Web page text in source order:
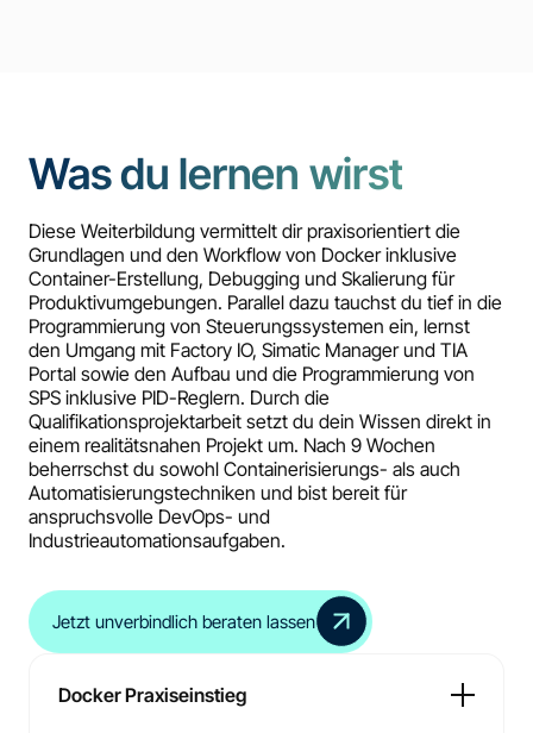
Was du lernen wirst
Diese Weiterbildung vermittelt dir praxisorientiert die
Grundlagen und den Workflow von Docker inklusive
Container-Erstellung, Debugging und Skalierung für
Produktivumgebungen. Parallel dazu tauchst du tief in die
Programmierung von Steuerungssystemen ein, lernst
den Umgang mit Factory IO, Simatic Manager und TIA
Portal sowie den Aufbau und die Programmierung von
SPS inklusive PID-Reglern. Durch die
Qualifikationsprojektarbeit setzt du dein Wissen direkt in
einem realitätsnahen Projekt um. Nach 9 Wochen
beherrschst du sowohl Containerisierungs- als auch
Automatisierungstechniken und bist bereit für
anspruchsvolle DevOps- und
Industrieautomationsaufgaben.
Jetzt unverbindlich beraten lassen
Docker Praxiseinstieg